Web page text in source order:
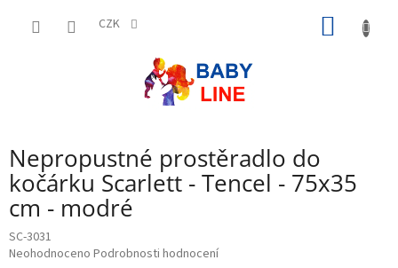
CZK
Nepropustné prostěradlo do
kočárku Scarlett - Tencel - 75x35
cm - modré
SC-3031
Průměrné
Neohodnoceno Podrobnosti hodnocení